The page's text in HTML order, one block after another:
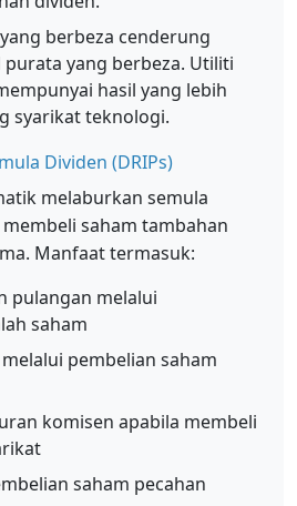
berbeza cenderung
yang berbeza. Utiliti
hasil yang lebih
syarikat teknologi.
Dividen (DRIPs)
melaburkan semula
saham tambahan
Manfaat termasuk:
pulangan melalui
saham
pembelian saham
komisen apabila membeli
saham pecahan